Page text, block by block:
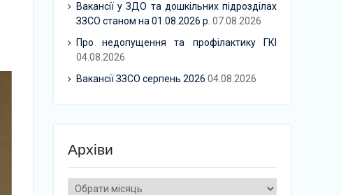
Вакансії у ЗДО та дошкільних підрозділах
ЗЗСО станом на 01.08.2026 р. 07.08.2026
Про недопущення та профілактику ГКІ
04.08.2026
Вакансії ЗЗСО серпень 2026 04.08.2026
Архіви
Архіви